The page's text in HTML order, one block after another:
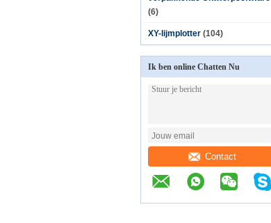
(6)
XY-lijmplotter (104)
Ik ben online Chatten Nu
Contact